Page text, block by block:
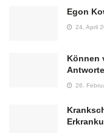
Egon
24. April
Können
26.